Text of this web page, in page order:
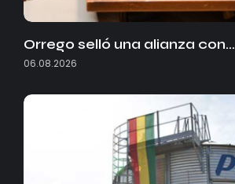
Orrego selló una alianza con…
06.08.2026